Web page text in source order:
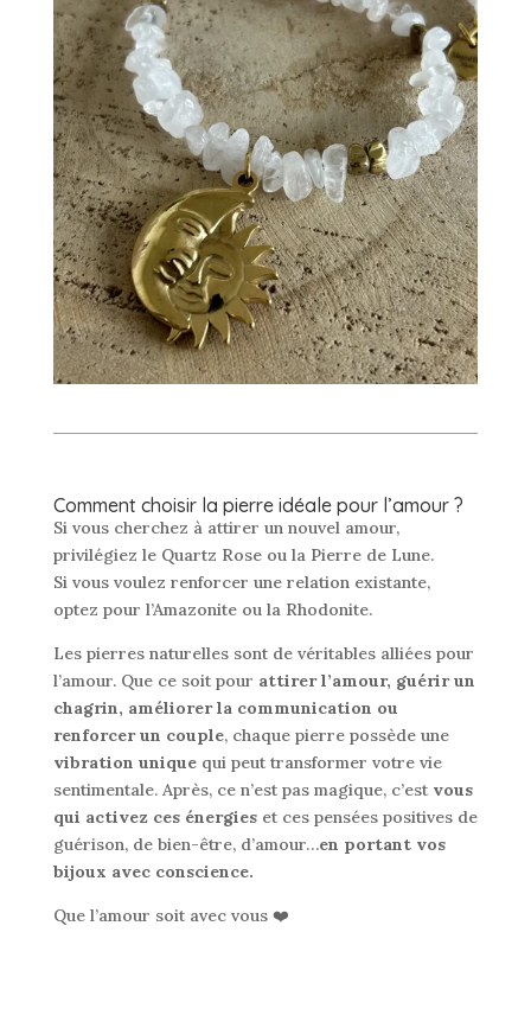
Comment choisir la pierre idéale pour l’amour ?
Si vous cherchez à attirer un nouvel amour,
privilégiez le Quartz Rose ou la Pierre de Lune.
Si vous voulez renforcer une relation existante,
optez pour l’Amazonite ou la Rhodonite.
Les pierres naturelles sont de véritables alliées pour
l’amour. Que ce soit pour attirer l’amour, guérir un
chagrin, améliorer la communication ou
renforcer un couple, chaque pierre possède une
vibration uniquequi peut transformer votre vie
sentimentale. Après, ce n’est pas magique, c’est vous
qui activez ces énergieset ces pensées positives de
guérison, de bien-être, d’amour…en portant vos
bijoux avec conscience.
Que l’amour soit avec vous ❤️